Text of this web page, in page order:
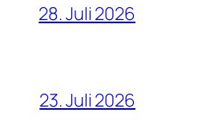
28. Juli 2026
23. Juli 2026